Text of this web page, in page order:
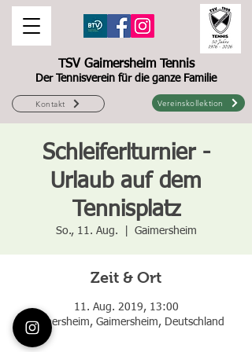
TSV Gaimersheim Tennis
Der Tennisverein für die ganze Familie
Vereinskollektion
Kontakt
Schleiferlturnier -
Urlaub auf dem
Tennisplatz
So., 11. Aug. Gaimersheim
Zeit & Ort
11. Aug. 2019, 13:00
Gaimersheim, Gaimersheim, Deutschland